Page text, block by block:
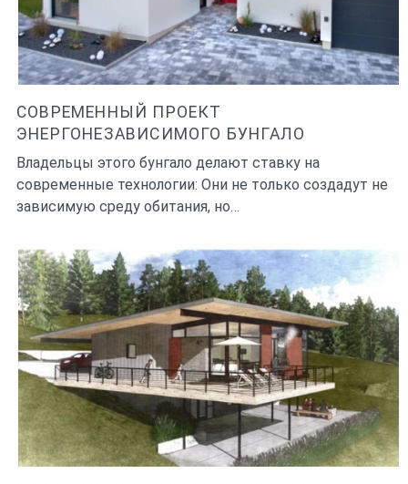
СОВРЕМЕННЫЙ ПРОЕКТ
ЭНЕРГОНЕЗАВИСИМОГО БУНГАЛО
Владельцы этого бунгало делают ставку на
современные технологии: Они не только создадут не
зависимую среду обитания, но…